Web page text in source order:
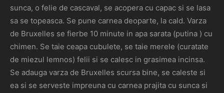
sunca, o felie de cascaval, se acopera cu capac si se lasa
sa se topeasca. Se pune carnea deoparte, la cald. Varza
de Bruxelles se fierbe 10 minute in apa sarata (putina ) cu
chimen. Se taie ceapa cubulete, se taie merele (curatate
de miezul lemnos) felii si se calesc in grasimea incinsa.
Se adauga varza de Bruxelles scursa bine, se caleste si
ea si se serveste impreuna cu carnea prajita cu sunca si